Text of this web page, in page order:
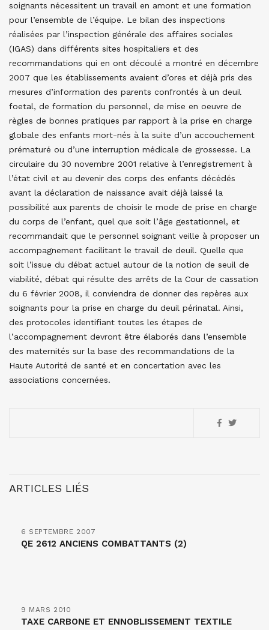
soignants nécessitent un travail en amont et une formation
pour l’ensemble de l’équipe. Le bilan des inspections
réalisées par l’inspection générale des affaires sociales
(IGAS) dans différents sites hospitaliers et des
recommandations qui en ont découlé a montré en décembre
2007 que les établissements avaient d’ores et déjà pris des
mesures d’information des parents confrontés à un deuil
foetal, de formation du personnel, de mise en oeuvre de
règles de bonnes pratiques par rapport à la prise en charge
globale des enfants mort-nés à la suite d’un accouchement
prématuré ou d’une interruption médicale de grossesse. La
circulaire du 30 novembre 2001 relative à l’enregistrement à
l’état civil et au devenir des corps des enfants décédés
avant la déclaration de naissance avait déjà laissé la
possibilité aux parents de choisir le mode de prise en charge
du corps de l’enfant, quel que soit l’âge gestationnel, et
recommandait que le personnel soignant veille à proposer un
accompagnement facilitant le travail de deuil. Quelle que
soit l’issue du débat actuel autour de la notion de seuil de
viabilité, débat qui résulte des arrêts de la Cour de cassation
du 6 février 2008, il conviendra de donner des repères aux
soignants pour la prise en charge du deuil périnatal. Ainsi,
des protocoles identifiant toutes les étapes de
l’accompagnement devront être élaborés dans l’ensemble
des maternités sur la base des recommandations de la
Haute Autorité de santé et en concertation avec les
associations concernées.
ARTICLES LIÉS
6 SEPTEMBRE 2007
QE 2612 ANCIENS COMBATTANTS (2)
9 MARS 2010
TAXE CARBONE ET ENNOBLISSEMENT TEXTILE